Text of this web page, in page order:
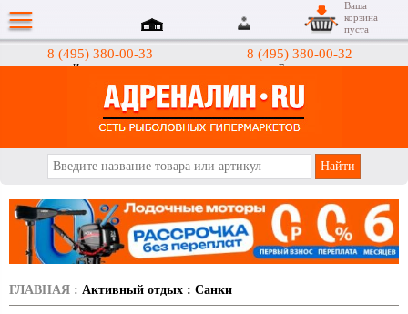
8 (495) 380-00-33
Интернет-магазин
8 (495) 380-00-32
Гипермаркеты
Ваша
корзина
пуста
ГЛАВНАЯ : Активный отдых : Санки